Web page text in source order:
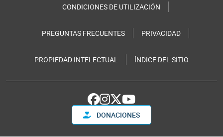
CONDICIONES DE UTILIZACIÓN
PREGUNTAS FRECUENTES PRIVACIDAD
PROPIEDAD INTELECTUAL ÍNDICE DEL SITIO
DONACIONES